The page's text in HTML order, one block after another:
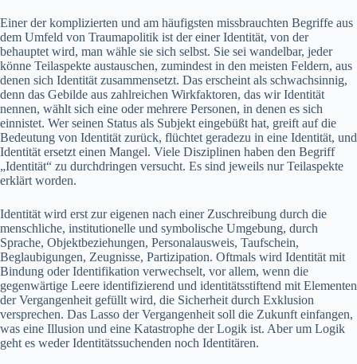
Einer der komplizierten und am häufigsten missbrauchten Begriffe aus
dem Umfeld von Traumapolitik ist der einer Identität, von der
behauptet wird, man wähle sie sich selbst. Sie sei wandelbar, jeder
könne Teilaspekte austauschen, zumindest in den meisten Feldern, aus
denen sich Identität zusammensetzt. Das erscheint als schwachsinnig,
denn das Gebilde aus zahlreichen Wirkfaktoren, das wir Identität
nennen, wählt sich eine oder mehrere Personen, in denen es sich
einnistet. Wer seinen Status als Subjekt eingebüßt hat, greift auf die
Bedeutung von Identität zurück, flüchtet geradezu in eine Identität, und
Identität ersetzt einen Mangel. Viele Disziplinen haben den Begriff
„Identität“ zu durchdringen versucht. Es sind jeweils nur Teilaspekte
erklärt worden.
Identität wird erst zur eigenen nach einer Zuschreibung durch die
menschliche, institutionelle und symbolische Umgebung, durch
Sprache, Objektbeziehungen, Personalausweis, Taufschein,
Beglaubigungen, Zeugnisse, Partizipation. Oftmals wird Identität mit
Bindung oder Identifikation verwechselt, vor allem, wenn die
gegenwärtige Leere identifizierend und identitätsstiftend mit Elementen
der Vergangenheit gefüllt wird, die Sicherheit durch Exklusion
versprechen. Das Lasso der Vergangenheit soll die Zukunft einfangen,
was eine Illusion und eine Katastrophe der Logik ist. Aber um Logik
geht es weder Identitätssuchenden noch Identitären.